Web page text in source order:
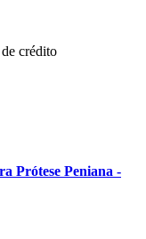
crédito
Prótese Peniana -